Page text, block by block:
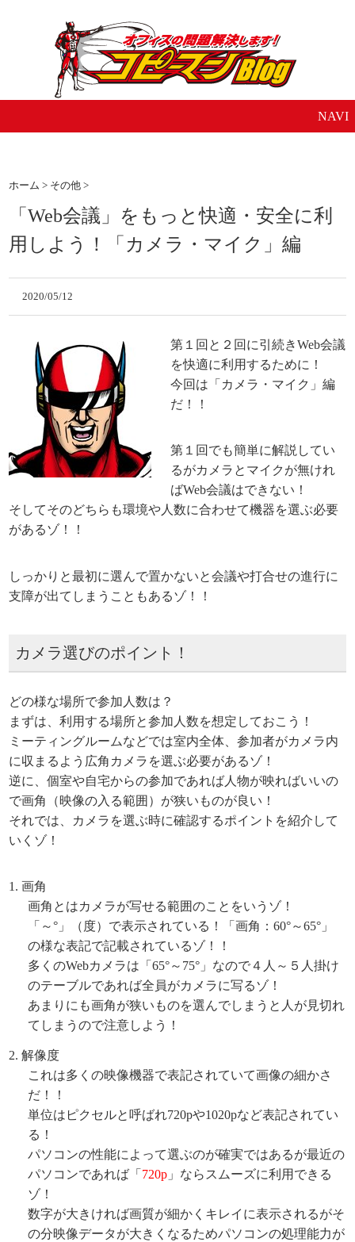
NAVI
ホーム > その他 >
「Web会議」をもっと快適・安全に利
用しよう！「カメラ・マイク」編
2020/05/12
第１回と２回に引続きWeb会議
を快適に利用するために！
今回は「カメラ・マイク」編
だ！！
第１回でも簡単に解説してい
るがカメラとマイクが無けれ
ばWeb会議はできない！
そしてそのどちらも環境や人数に合わせて機器を選ぶ必要
があるゾ！！
しっかりと最初に選んで置かないと会議や打合せの進行に
支障が出てしまうこともあるゾ！！
カメラ選びのポイント！
どの様な場所で参加人数は？
まずは、利用する場所と参加人数を想定しておこう！
ミーティングルームなどでは室内全体、参加者がカメラ内
に収まるよう広角カメラを選ぶ必要があるゾ！
逆に、個室や自宅からの参加であれば人物が映ればいいの
で画角（映像の入る範囲）が狭いものが良い！
それでは、カメラを選ぶ時に確認するポイントを紹介して
いくゾ！
画角
画角とはカメラが写せる範囲のことをいうゾ！
「～°」（度）で表示されている！「画角：60°～65°」
の様な表記で記載されているゾ！！
多くのWebカメラは「65°～75°」なので４人～５人掛け
のテーブルであれば全員がカメラに写るゾ！
あまりにも画角が狭いものを選んでしまうと人が見切れ
てしまうので注意しよう！
解像度
これは多くの映像機器で表記されていて画像の細かさ
だ！！
単位はピクセルと呼ばれ720pや1020pなど表記されてい
る！
パソコンの性能によって選ぶのが確実ではあるが最近の
パソコンであれば「 720p 」ならスムーズに利用できる
ゾ！
数字が大きければ画質が細かくキレイに表示されるがそ
の分映像データが大きくなるためパソコンの処理能力が